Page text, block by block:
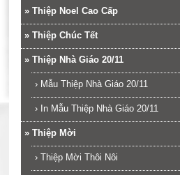
» Thiệp Noel Cao Cấp
» Thiệp Chúc Tết
» Thiệp Nhà Giáo 20/11
› Mẫu Thiệp Nhà Giáo 20/11
› In Mẫu Thiệp Nhà Giáo 20/11
» Thiệp Mời
› Thiệp Mời Thôi Nôi